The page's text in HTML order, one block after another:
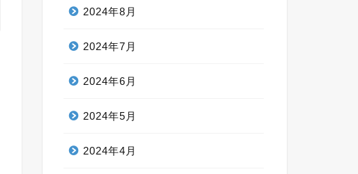
2024年8月
2024年7月
2024年6月
2024年5月
2024年4月